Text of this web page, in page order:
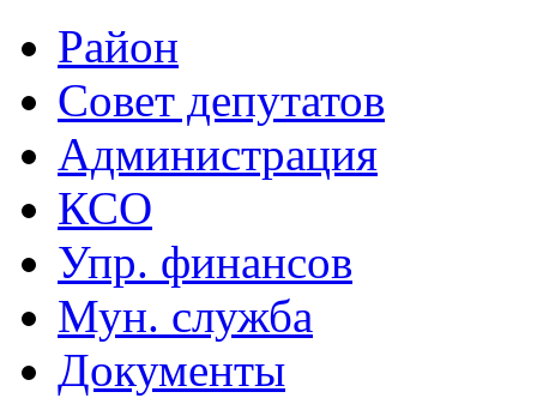
Район
Совет депутатов
Администрация
КСО
Упр. финансов
Мун. служба
Документы